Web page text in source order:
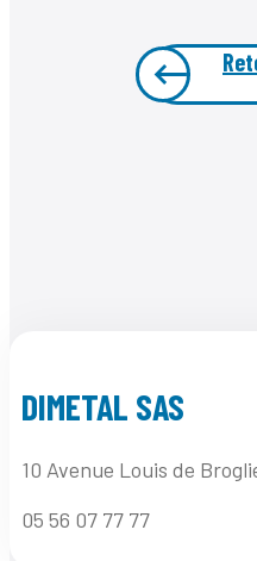
DIMETAL SAS
10 Avenue Louis de
05 56 07 77 77